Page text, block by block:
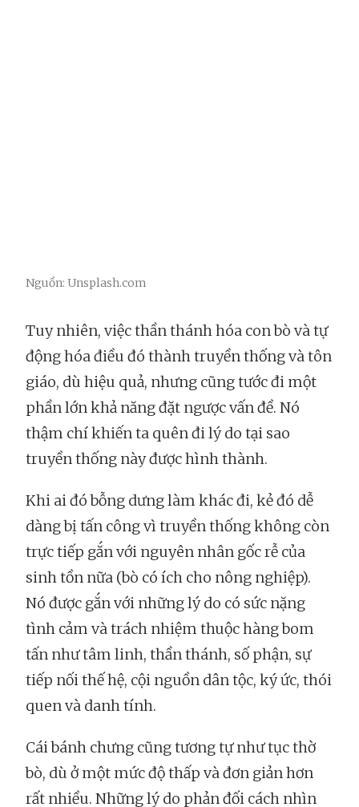
Nguồn: Unsplash.com
Tuy nhiên, việc thần thánh hóa con bò và tự
động hóa điều đó thành truyền thống và tôn
giáo, dù hiệu quả, nhưng cũng tước đi một
phần lớn khả năng đặt ngược vấn đề. Nó
thậm chí khiến ta quên đi lý do tại sao
truyền thống này được hình thành.
Khi ai đó bỗng dưng làm khác đi, kẻ đó dễ
dàng bị tấn công vì truyền thống không còn
trực tiếp gắn với nguyên nhân gốc rễ của
sinh tồn nữa (bò có ích cho nông nghiệp).
Nó được gắn với những lý do có sức nặng
tình cảm và trách nhiệm thuộc hàng bom
tấn như tâm linh, thần thánh, số phận, sự
tiếp nối thế hệ, cội nguồn dân tộc, ký ức, thói
quen và danh tính.
Cái bánh chưng cũng tương tự như tục thờ
bò, dù ở một mức độ thấp và đơn giản hơn
rất nhiều. Những lý do phản đối cách nhìn